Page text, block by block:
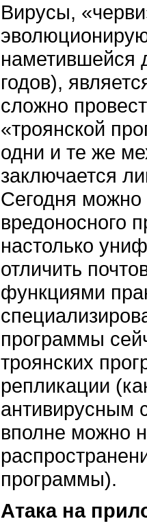
Вирусы,
наметившейся
годов),
сложно
«троянской
одни и те же
заключается
Сегодня можно
вредоносного
настолько
отличить
функциями
программы
троянских
репликации
антивирусным
вполне можно
программы).
Атака на